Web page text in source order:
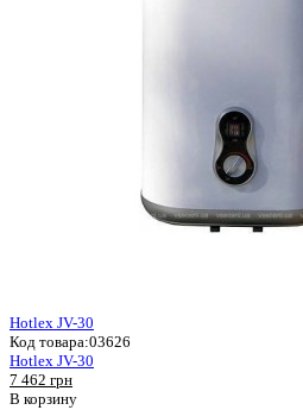
Hotlex JV-30
Код товара:03626
Hotlex JV-30
7 462 грн
В корзину